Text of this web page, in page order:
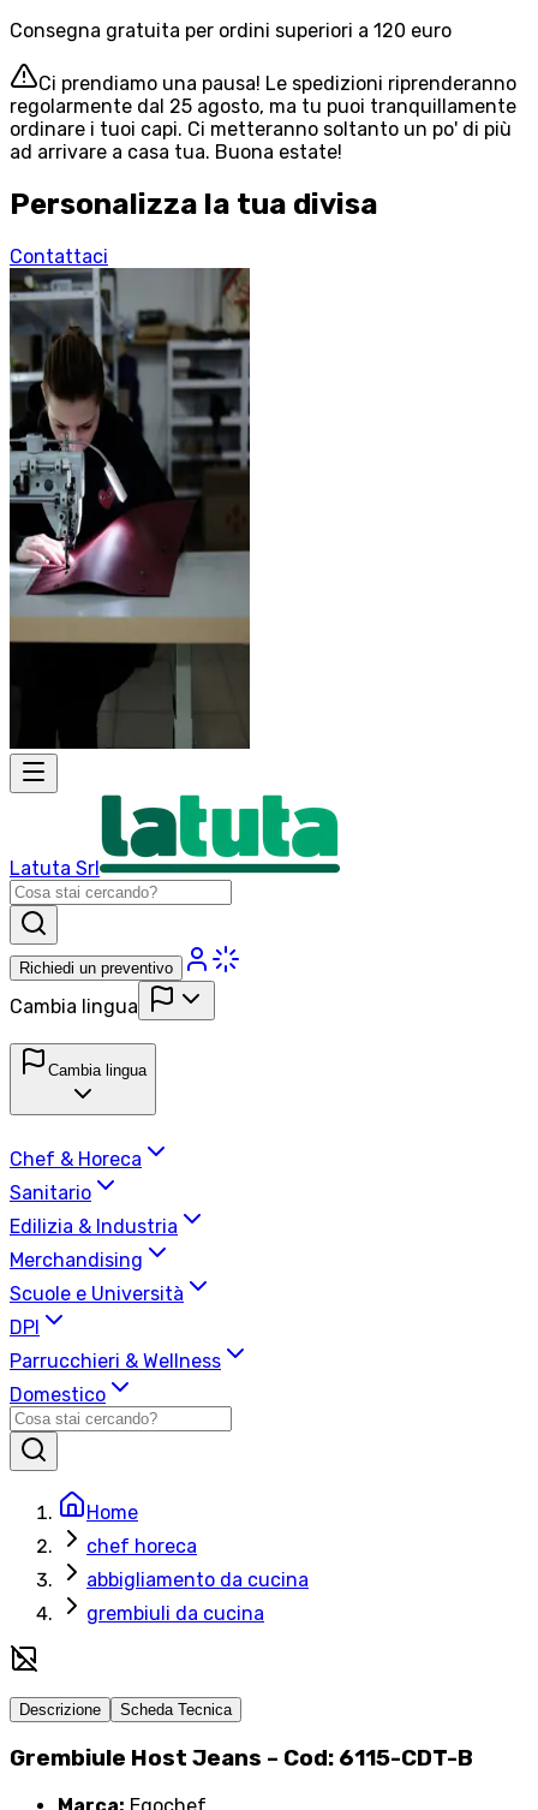
Consegna gratuita per ordini superiori a 120 euro
Ci prendiamo una pausa! Le spedizioni riprenderanno
regolarmente dal 25 agosto, ma tu puoi tranquillamente
ordinare i tuoi capi. Ci metteranno soltanto un po' di più
ad arrivare a casa tua. Buona estate!
Personalizza la tua divisa
Contattaci
Latuta Srl
Richiedi un preventivo
Cambia lingua
Cambia lingua
Chef & Horeca
Sanitario
Edilizia & Industria
Merchandising
Scuole e Università
DPI
Parrucchieri & Wellness
Domestico
Home
chef horeca
abbigliamento da cucina
grembiuli da cucina
Descrizione Scheda Tecnica
Grembiule Host Jeans – Cod: 6115-CDT-B
Marca: Egochef